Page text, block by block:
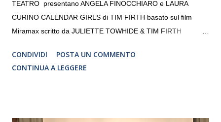
TEATRO presentano ANGELA FINOCCHIARO e LAURA
CURINO CALENDAR GIRLS di TIM FIRTH basato sul film
Miramax scritto da JULIETTE TOWHIDE & TIM FIRTH
CRISTINA PEZZOLI
CONDIVIDI
POSTA UN COMMENTO
CONTINUA A LEGGERE